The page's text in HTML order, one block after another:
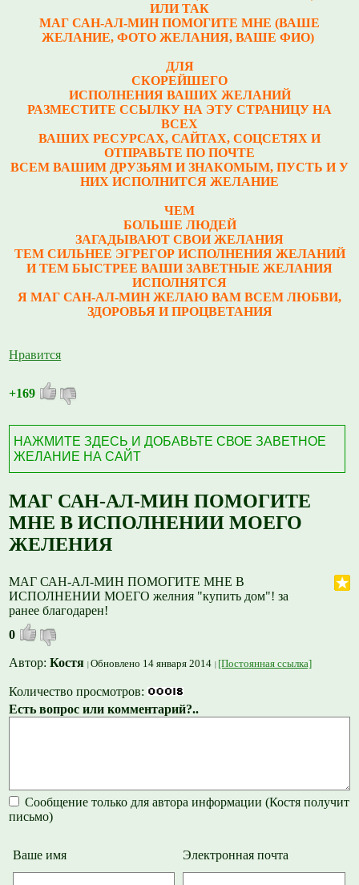
ИЛИ ТАК
МАГ САН-АЛ-МИН ПОМОГИТЕ МНЕ (ВАШЕ
ЖЕЛАНИЕ, ФОТО ЖЕЛАНИЯ, ВАШЕ ФИО)
ДЛЯ
СКОРЕЙШЕГО
ИСПОЛНЕНИЯ ВАШИХ ЖЕЛАНИЙ
РАЗМЕСТИТЕ ССЫЛКУ НА ЭТУ СТРАНИЦУ НА
ВСЕХ
ВАШИХ РЕСУРСАХ, САЙТАХ, СОЦСЕТЯХ И
ОТПРАВЬТЕ ПО ПОЧТЕ
ВСЕМ ВАШИМ ДРУЗЬЯМ И ЗНАКОМЫМ, ПУСТЬ И У
НИХ ИСПОЛНИТСЯ ЖЕЛАНИЕ
ЧЕМ
БОЛЬШЕ ЛЮДЕЙ
ЗАГАДЫВАЮТ СВОИ ЖЕЛАНИЯ
ТЕМ СИЛЬНЕЕ ЭГРЕГОР ИСПОЛНЕНИЯ ЖЕЛАНИЙ
И ТЕМ БЫСТРЕЕ ВАШИ ЗАВЕТНЫЕ ЖЕЛАНИЯ
ИСПОЛНЯТСЯ
Я МАГ САН-АЛ-МИН ЖЕЛАЮ ВАМ ВСЕМ ЛЮБВИ,
ЗДОРОВЬЯ И ПРОЦВЕТАНИЯ
Нравится
+169
НАЖМИТЕ ЗДЕСЬ И ДОБАВЬТЕ СВОЕ ЗАВЕТНОЕ
ЖЕЛАНИЕ НА САЙТ
МАГ САН-АЛ-МИН ПОМОГИТЕ
МНЕ В ИСПОЛНЕНИИ МОЕГО
ЖЕЛЕНИЯ
МАГ САН-АЛ-МИН ПОМОГИТЕ МНЕ В
ИСПОЛНЕНИИ МОЕГО желния "купить дом"! за
ранее благодарен!
0
Автор:Костя Обновлено 14 января 2014 [Постоянная ссылка]
Количество просмотров:
Есть вопрос или комментарий?..
Сообщение только для автора информации (Костя получит
письмо)
Ваше имя Электронная почта